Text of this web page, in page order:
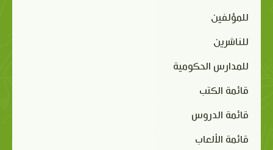
للمؤلفين
للناشرين
للمدارس الحكومية
قائمة الكتب
قائمة الدروس
قائمة الألعاب